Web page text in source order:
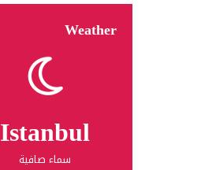
Weather
Istanbul
سماء صافية